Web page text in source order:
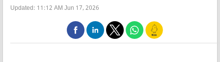
Updated: 11:12 AM Jun 17, 2026